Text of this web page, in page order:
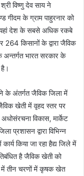
विष्णु देव साय ने
गीदम के ग्राम पाहुरनार को
यहां देश के सबसे अधिक रकबे
किसानों के द्वारा जैविक
अन्तर्गत भारत सरकार के
के अंतर्गत जैविक जिला में
खेती में वृहद स्तर पर
विकास, मार्केट
प्रशासन द्वारा विभिन्न
किया जा रहा हैद्य जिले में
है जैविक खेती को
में तीन चरणों में कृषक खेत